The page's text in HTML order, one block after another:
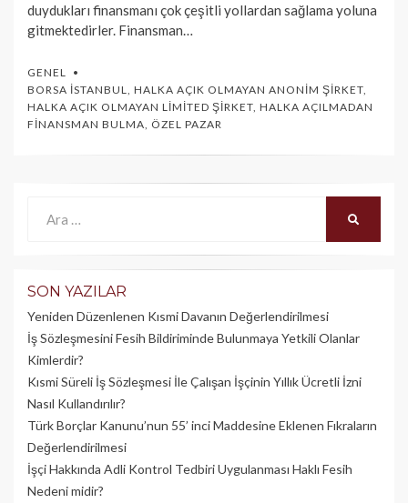
duydukları finansmanı çok çeşitli yollardan sağlama yoluna
gitmektedirler. Finansman…
GENEL
BORSA İSTANBUL, HALKA AÇIK OLMAYAN ANONIM ŞIRKET,
HALKA AÇIK OLMAYAN LIMITED ŞIRKET, HALKA AÇILMADAN
FINANSMAN BULMA, ÖZEL PAZAR
SON YAZILAR
Yeniden Düzenlenen Kısmi Davanın Değerlendirilmesi
İş Sözleşmesini Fesih Bildiriminde Bulunmaya Yetkili Olanlar
Kimlerdir?
Kısmi Süreli İş Sözleşmesi İle Çalışan İşçinin Yıllık Üc­retli İzni
Nasıl Kullandırılır?
Türk Borçlar Kanunu’nun 55’ inci Maddesine Eklenen Fıkraların
Değerlendirilmesi
İşçi Hakkında Adli Kontrol Tedbiri Uygulanması Haklı Fesih
Nedeni midir?